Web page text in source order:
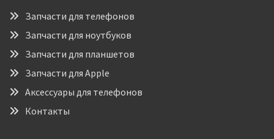
Запчасти для телефонов
Запчасти для ноутбуков
Запчасти для планшетов
Запчасти для Apple
Аксессуары для телефонов
Контакты